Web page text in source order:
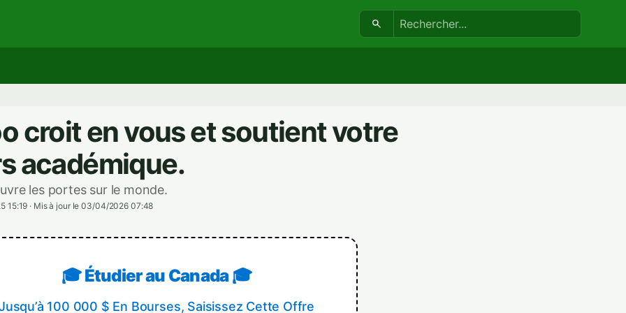
Search:
croit en vous et soutient votre
académique.
les portes sur le monde.
15:19 · Mis à jour le 03/04/2026 07:48
🎓 Étudier au Canada 🎓
100 000 $ En Bourses, Saisissez Cette Offre